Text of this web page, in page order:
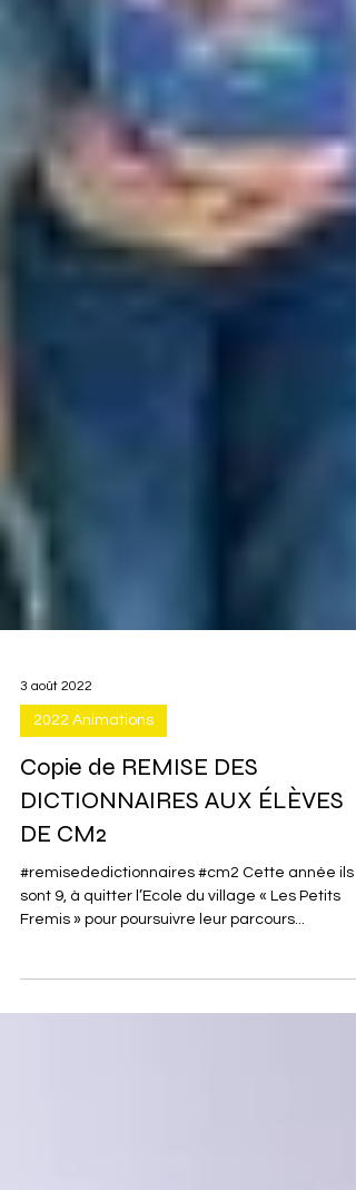
3 août 2022
Copie de REMISE DES
DICTIONNAIRES AUX ÉLÈVES
DE CM2
#remisededictionnaires #cm2 Cette année ils
sont 9, à quitter l’Ecole du village « Les Petits